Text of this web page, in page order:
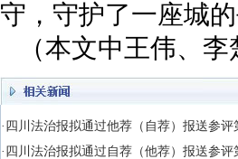
守，守护了一座城的
（本文中王伟、李
·四川法治报拟通过他荐（自荐）报送参
·四川法治报拟通过自荐（他荐）报送参